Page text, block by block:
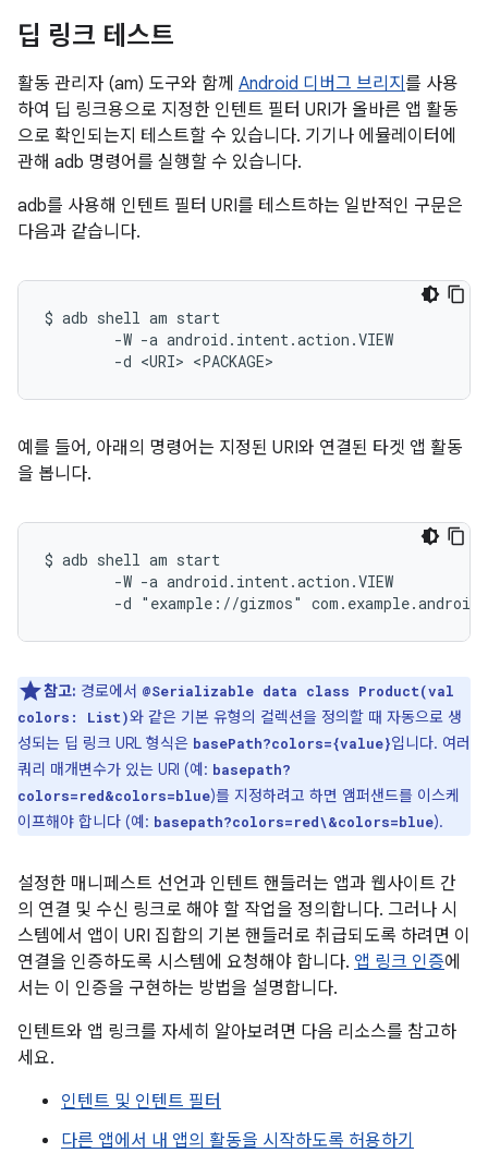
딥 링크 테스트
활동 관리자 (am) 도구와 함께 Android 디버그 브리지 를 사용
하여 딥 링크용으로 지정한 인텐트 필터 URI가 올바른 앱 활동
으로 확인되는지 테스트할 수 있습니다. 기기나 에뮬레이터에
관해 adb 명령어를 실행할 수 있습니다.
adb를 사용해 인텐트 필터 URI를 테스트하는 일반적인 구문은
다음과 같습니다.
$ adb shell am start
        -W -a android.intent.action.VIEW
예를 들어, 아래의 명령어는 지정된 URI와 연결된 타겟 앱 활동
을 봅니다.
$ adb shell am start
        -W -a android.intent.action.VIEW
참고: 경로에서 @Serializable data class Product(val
colors: List)와 같은 기본 유형의 컬렉션을 정의할 때 자동으로 생
성되는 딥 링크 URL 형식은 basePath?colors={value}입니다. 여러
쿼리 매개변수가 있는 URI (예: basepath?
colors=red&colors=blue)를 지정하려고 하면 앰퍼샌드를 이스케
이프해야 합니다 (예: basepath?colors=red\&colors=blue).
설정한 매니페스트 선언과 인텐트 핸들러는 앱과 웹사이트 간
의 연결 및 수신 링크로 해야 할 작업을 정의합니다. 그러나 시
스템에서 앱이 URI 집합의 기본 핸들러로 취급되도록 하려면 이
연결을 인증하도록 시스템에 요청해야 합니다. 앱 링크 인증에
서는 이 인증을 구현하는 방법을 설명합니다.
인텐트와 앱 링크를 자세히 알아보려면 다음 리소스를 참고하
세요.
인텐트 및 인텐트 필터
다른 앱에서 내 앱의 활동을 시작하도록 허용하기